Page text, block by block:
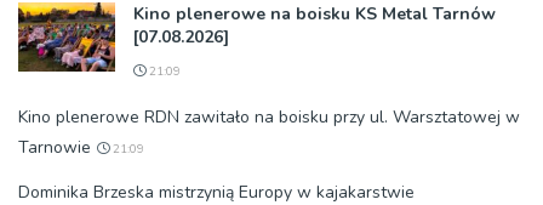
Kino plenerowe na boisku KS Metal Tarnów
[07.08.2026]
21:09
Kino plenerowe RDN zawitało na boisku przy ul. Warsztatowej w
Tarnowie
21:09
Dominika Brzeska mistrzynią Europy w kajakarstwie